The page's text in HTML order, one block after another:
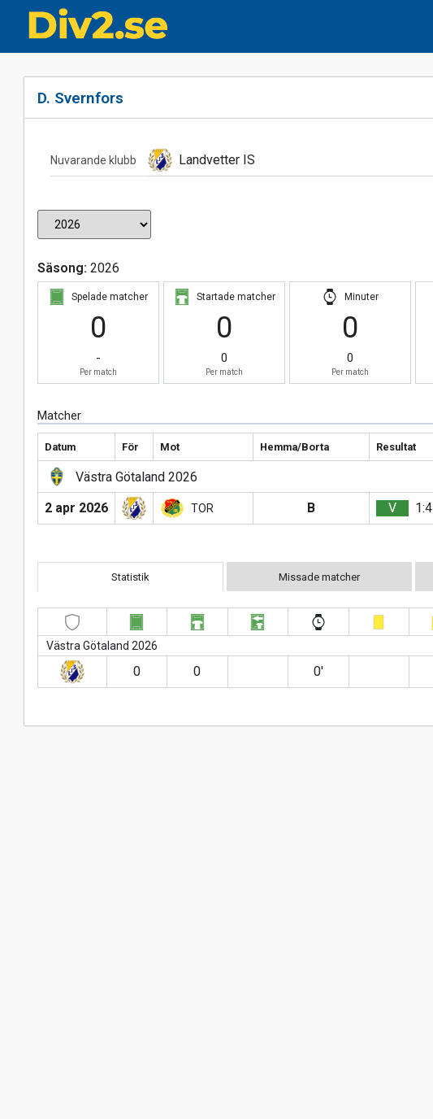
D. Svernfors
Nuvarande klubb Landvetter IS
Säsong: 2026
Spelade matcher
0
-
Per match
Startade matcher
0
0
Per match
Minuter
0
0
Per match
Matcher
Datum För Mot Hemma/Borta Resultat
Västra Götaland 2026
2 apr 2026 TOR B V 1:4
Statistik Missade matcher
Västra Götaland 2026
0 0 0′